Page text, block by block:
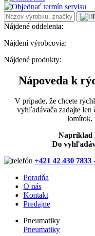
Nájdené oddelenia:
Nájdení výrobcovia:
Nájdené produkty:
Nápoveda k
V prípade, že chcete
vyhľadávača zadajte len
lomítok,
Napríklad
Do
+421 42 430
Poradňa
O nás
Kontakt
Predajne
Pneumatiky
Pneumatiky